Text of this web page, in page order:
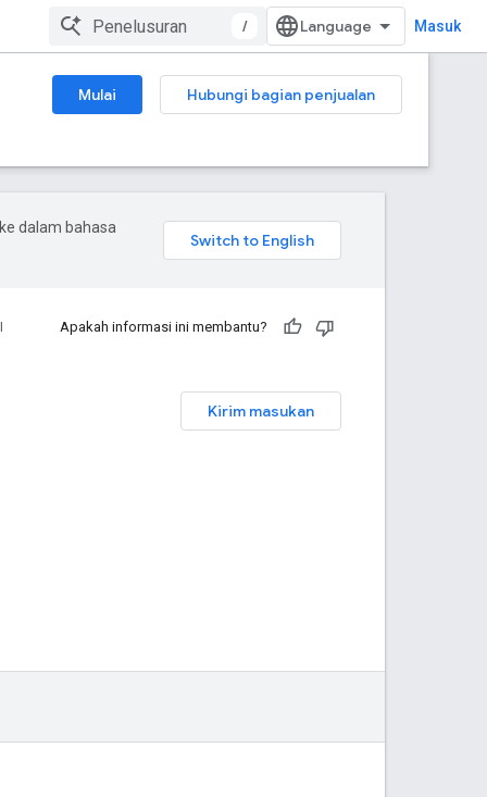
/ Masuk
Mulai Hubungi bagian penjualan
dalam bahasa
Apakah informasi ini membantu?
Kirim masukan